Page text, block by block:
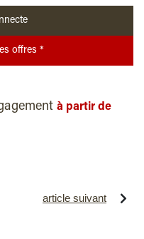
Je découvre les offres *
à partir de
article suivant